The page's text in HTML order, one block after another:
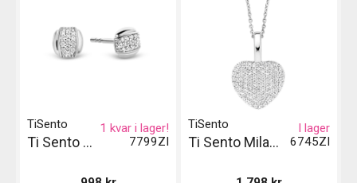
7799ZI
TiSento
Ti Sento Milano Örhängen
1 kvar i lager!
6745ZI
TiSento
Ti Sento Milano Pendant
I lager